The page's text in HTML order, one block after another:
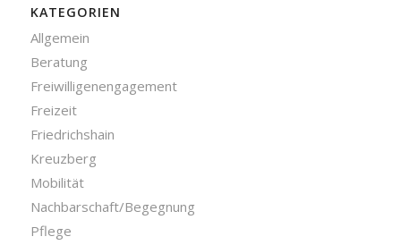
KATEGORIEN
Allgemein
Beratung
Freiwilligenengagement
Freizeit
Friedrichshain
Kreuzberg
Mobilität
Nachbarschaft/Begegnung
Pflege